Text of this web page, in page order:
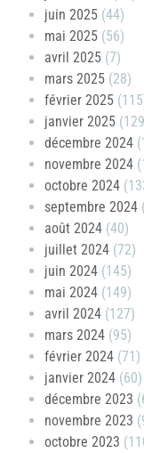
juin 2025 (44)
mai 2025 (56)
avril 2025 (7)
mars 2025 (28)
février 2025
janvier 2025
décembre 2024
novembre 2024
octobre 2024
septembre 2024
août 2024 (40)
juillet 2024 (72)
juin 2024 (145)
mai 2024 (149)
avril 2024 (127)
mars 2024 (95)
février 2024 (71)
janvier 2024 (60)
décembre 2023
novembre 2023
octobre 2023